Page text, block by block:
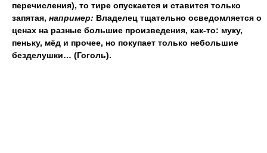
перечисления), то тире опускается и ставится только
запятая, например: Владелец тщательно осведомляется о
ценах на разные большие произведения, как-то: муку,
пеньку, мёд и прочее, но покупает только небольшие
безделушки… (Гоголь).